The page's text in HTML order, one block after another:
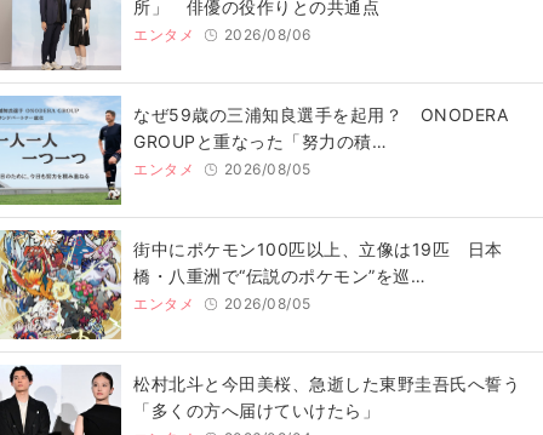
所」 俳優の役作りとの共通点
エンタメ 2026/08/06
なぜ59歳の三浦知良選手を起用？ ONODERA
GROUPと重なった「努力の積…
エンタメ 2026/08/05
街中にポケモン100匹以上、立像は19匹 日本
橋・八重洲で“伝説のポケモン”を巡…
エンタメ 2026/08/05
松村北斗と今田美桜、急逝した東野圭吾氏へ誓う
「多くの方へ届けていけたら」